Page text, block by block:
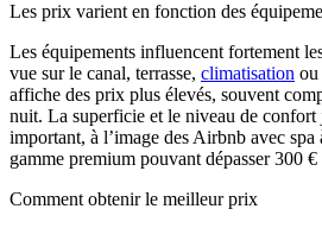
Les prix varient en fonction des
Les équipements influencent fortement
vue sur le canal, terrasse, climatisation ou
affiche des prix plus élevés, souvent
nuit. La superficie et le niveau de confort
important, à l’image des Airbnb avec
gamme premium pouvant dépasser 300
Comment obtenir le meilleur prix